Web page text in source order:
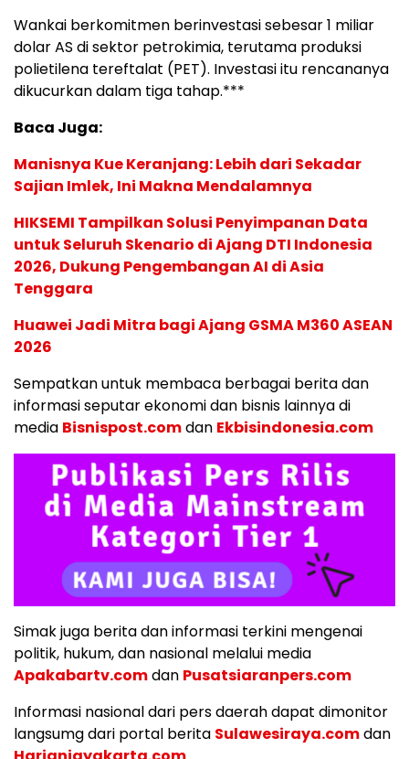
Wankai berkomitmen berinvestasi sebesar 1 miliar
dolar AS di sektor petrokimia, terutama produksi
polietilena tereftalat (PET). Investasi itu rencananya
dikucurkan dalam tiga tahap.***
Baca Juga:
Manisnya Kue Keranjang: Lebih dari Sekadar
Sajian Imlek, Ini Makna Mendalamnya
HIKSEMI Tampilkan Solusi Penyimpanan Data
untuk Seluruh Skenario di Ajang DTI Indonesia
2026, Dukung Pengembangan AI di Asia
Tenggara
Huawei Jadi Mitra bagi Ajang GSMA M360 ASEAN
2026
Sempatkan untuk membaca berbagai berita dan
informasi seputar ekonomi dan bisnis lainnya di
media Bisnispost.comdan Ekbisindonesia.com
Simak juga berita dan informasi terkini mengenai
politik, hukum, dan nasional melalui media
Apakabartv.comdan Pusatsiaranpers.com
Informasi nasional dari pers daerah dapat dimonitor
langsumg dari portal berita Sulawesiraya.comdan